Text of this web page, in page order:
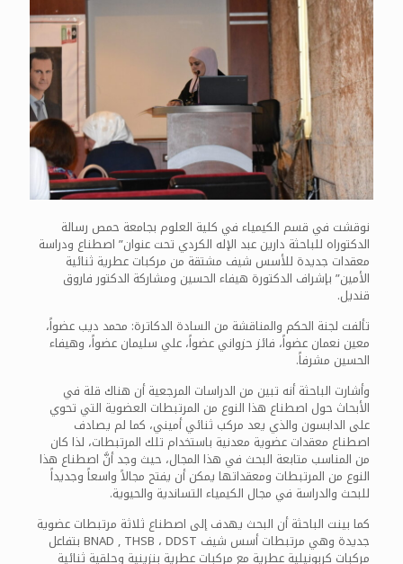
نوقشت في قسم الكيمياء في كلية العلوم بجامعة حمص رسالة
الدكتوراه للباحثة دارين عبد الإله الكردي تحت عنوان” اصطناع ودراسة
معقدات جديدة للأسس شيف مشتقة من مركبات عطرية ثنائية
الأمين” بإشراف الدكتورة هيفاء الحسين ومشاركة الدكتور فاروق
قنديل.
تألفت لجنة الحكم والمناقشة من السادة الدكاترة: محمد ديب عضواً،
معين نعمان عضواً، فائز حزواني عضواً، علي سليمان عضواً، وهيفاء
الحسين مشرفاً.
وأشارت الباحثة أنه تبين من الدراسات المرجعية أن هناك قلة في
الأبحاث حول اصطناع هذا النوع من المرتبطات العضوية التي تحوي
على الدابسون والذي يعد مركب ثنائي أميني، كما لم يصادف
اصطناع معقدات عضوية معدنية باستخدام تلك المرتبطات، لذا كان
من المناسب متابعة البحث في هذا المجال، حيث وجد أنَّ اصطناع هذا
النوع من المرتبطات ومعقداتها يمكن أن يفتح مجالاً واسعاً وجديداً
للبحث والدراسة في مجال الكيمياء التساندية والحيوية.
كما بينت الباحثة أن البحث يهدف إلى اصطناع ثلاثة مرتبطات عضوية
جديدة وهي مرتبطات أسس شيف BNAD , THSB ، DDST بتفاعل
مركبات كربونيلية عطرية مع مركبات عطرية بنزينية وحلقية ثنائية